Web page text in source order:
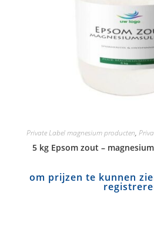
Private Label magnesium producten,
5 kg Epsom zout –
om prijzen te kunnen